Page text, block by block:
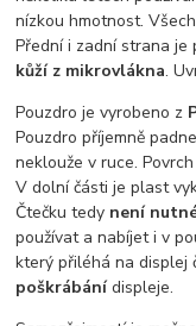
nízkou hmotnost.
Přední i zadní strana je
kůží z mikrovlákna.
Pouzdro je vyrobeno z
Pouzdro příjemně
neklouže v ruce.
V dolní části je plast
Čtečku tedy není
používat a nabíjet i v
který přiléhá na displej
poškrábánídispleje.